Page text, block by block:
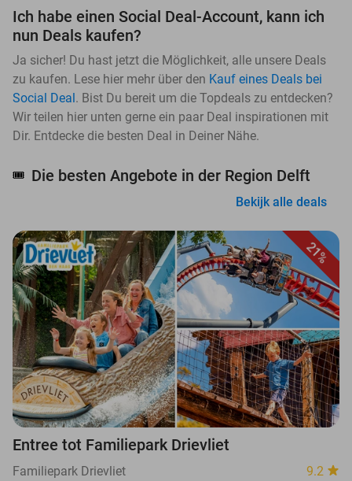
Ich habe einen Social Deal-Account, kann ich
nun Deals kaufen?
Ja sicher! Du hast jetzt die Möglichkeit, alle unsere Deals
zu kaufen. Lese hier mehr über den Kauf eines Deals bei
Social Deal. Bist Du bereit um die Topdeals zu entdecken?
Wir teilen hier unten gerne ein paar Deal inspirationen mit
Dir. Entdecke die besten Deal in Deiner Nähe.
🎟️ Die besten Angebote in der Region Delft
Bekijk alle deals
21%
Entree tot Familiepark Drievliet
Familiepark Drievliet
9.2